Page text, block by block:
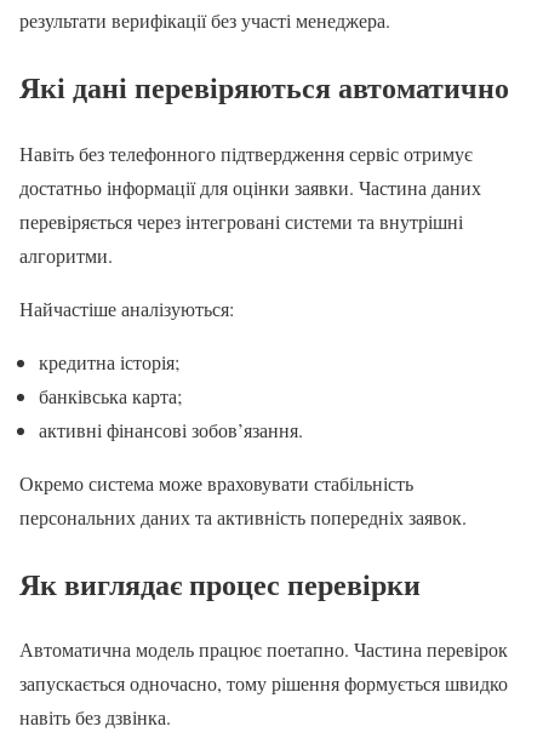
результати верифікації без участі менеджера.
Які дані перевіряються автоматично
Навіть без телефонного підтвердження сервіс отримує
достатньо інформації для оцінки заявки. Частина даних
перевіряється через інтегровані системи та внутрішні
алгоритми.
Найчастіше аналізуються:
кредитна історія;
банківська карта;
активні фінансові зобов’язання.
Окремо система може враховувати стабільність
персональних даних та активність попередніх заявок.
Як виглядає процес перевірки
Автоматична модель працює поетапно. Частина перевірок
запускається одночасно, тому рішення формується швидко
навіть без дзвінка.